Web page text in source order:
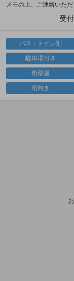
メモの上、ご連絡いただ
受
バス・トイレ別
駐車場付き
角部屋
南向き